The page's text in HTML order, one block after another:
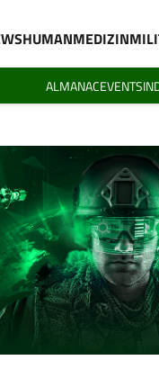
HUMANMEDIZIN
ALMANACEVENTS